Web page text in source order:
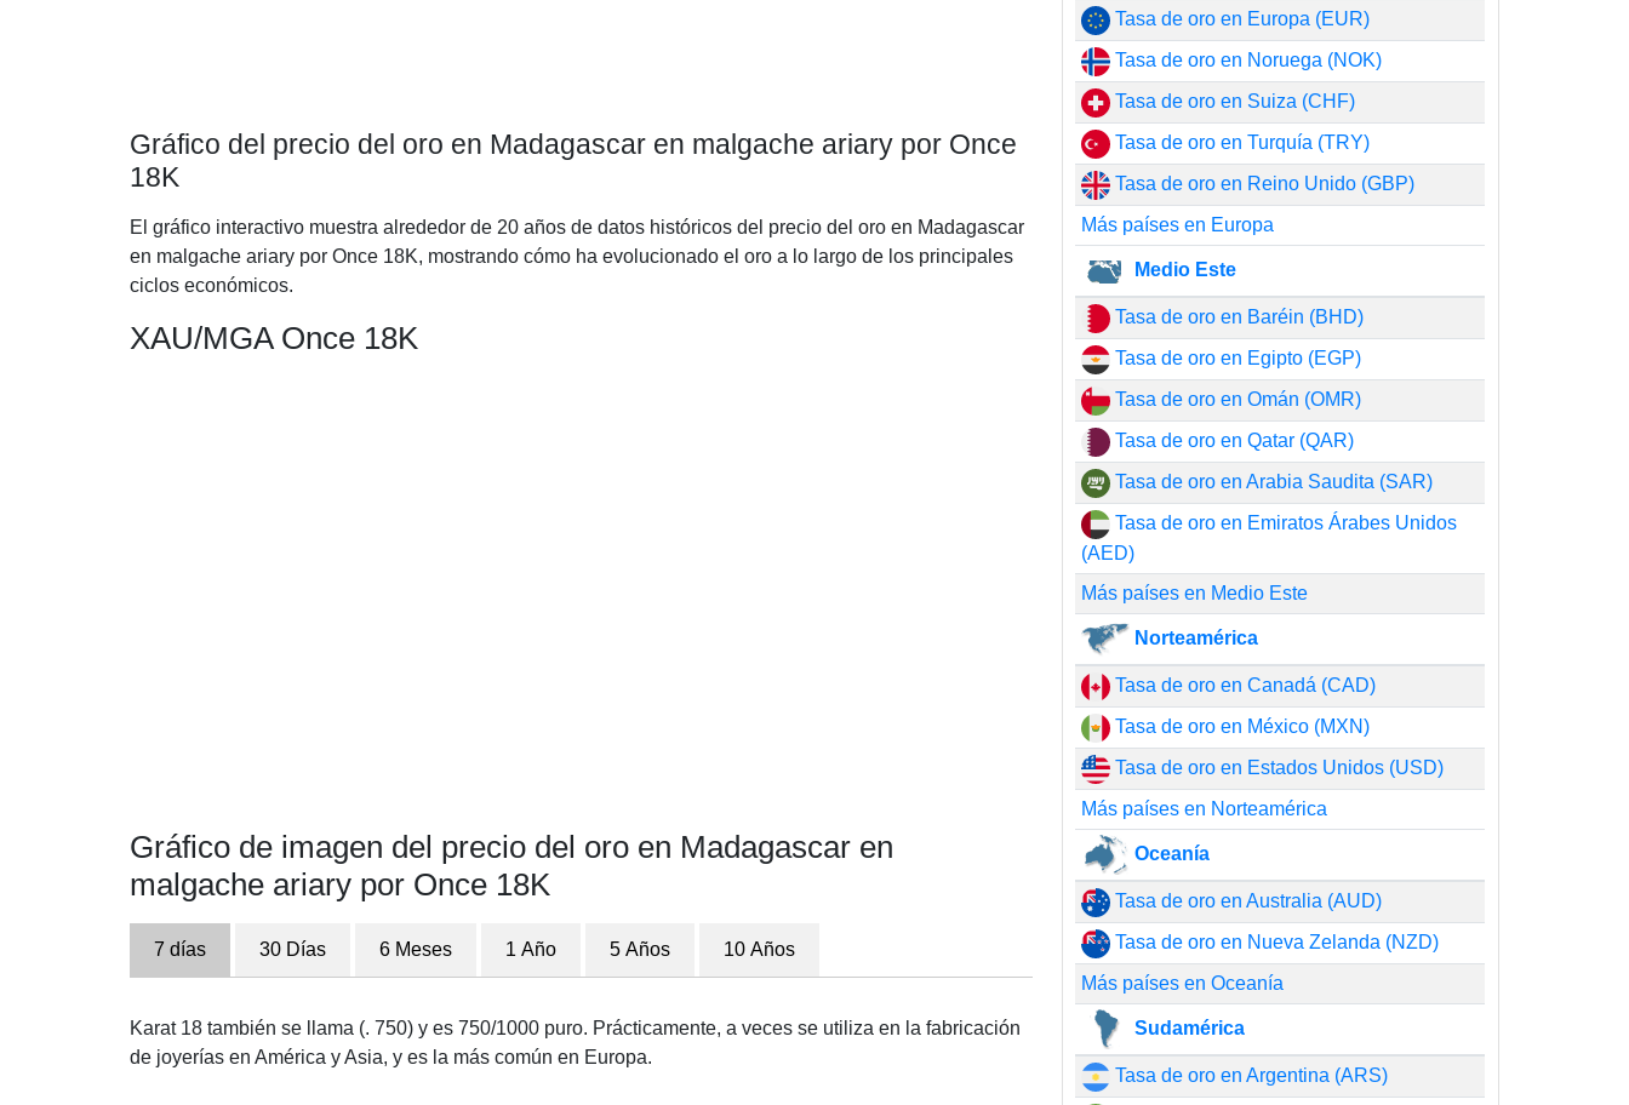
Gráfico del precio del oro en Madagascar en malgache ariary por Once
18K
El gráfico interactivo muestra alrededor de 20 años de datos históricos del precio del oro en Madagascar
en malgache ariary por Once 18K, mostrando cómo ha evolucionado el oro a lo largo de los principales
ciclos económicos.
XAU/MGA Once 18K
Gráfico de imagen del precio del oro en Madagascar en
malgache ariary por Once 18K
7 días 30 Días 6 Meses 1 Año 5 Años 10 Años
Karat 18 también se llama (. 750) y es 750/1000 puro. Prácticamente, a veces se utiliza en la fabricación
de joyerías en América y Asia, y es la más común en Europa.
Tasa de oro en Europa (EUR)
Tasa de oro en Noruega (NOK)
Tasa de oro en Suiza (CHF)
Tasa de oro en Turquía (TRY)
Tasa de oro en Reino Unido (GBP)
Más países en Europa
Medio Este
Tasa de oro en Baréin (BHD)
Tasa de oro en Egipto (EGP)
Tasa de oro en Omán (OMR)
Tasa de oro en Qatar (QAR)
Tasa de oro en Arabia Saudita (SAR)
Tasa de oro en Emiratos Árabes Unidos
(AED)
Más países en Medio Este
Norteamérica
Tasa de oro en Canadá (CAD)
Tasa de oro en México (MXN)
Tasa de oro en Estados Unidos (USD)
Más países en Norteamérica
Oceanía
Tasa de oro en Australia (AUD)
Tasa de oro en Nueva Zelanda (NZD)
Más países en Oceanía
Sudamérica
Tasa de oro en Argentina (ARS)